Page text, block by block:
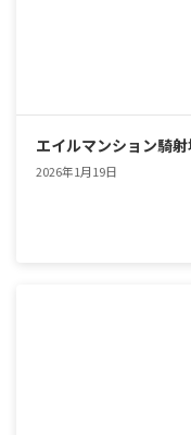
エイルマンション騎
2026年1月19日